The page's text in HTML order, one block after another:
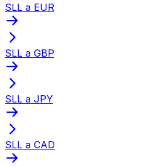
SLL a EUR
SLL a GBP
SLL a JPY
SLL a CAD